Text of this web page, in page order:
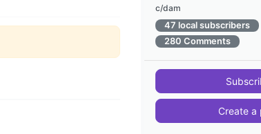
c/dam
47 local subscribers
280 Comments
Create a